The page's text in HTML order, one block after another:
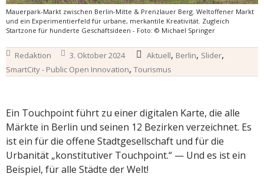
Mauerpark-Markt zwischen Berlin-Mitte & Prenzlauer Berg. Weltoffener Markt
und ein Experimentierfeld für urbane, merkantile Kreativität. Zugleich
Startzone für hunderte Geschäftsideen - Foto: © Michael Springer
Redaktion 3. Oktober 2024 Aktuell, Berlin, Slider,
SmartCity - Public Open Innovation, Tourismus
Ein Touchpoint führt zu einer digitalen Karte, die alle
Märkte in Berlin und seinen 12 Bezirken verzeichnet. Es
ist ein für die offene Stadtgesellschaft und für die
Urbanität „konstitutiver Touchpoint.“ — Und es ist ein
Beispiel, für alle Städte der Welt!